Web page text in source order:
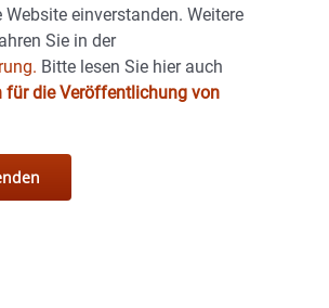
einverstanden. Weitere
Sie in der
Bitte lesen Sie hier auch
für die Veröffentlichung von